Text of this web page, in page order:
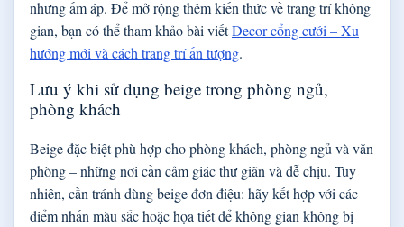
nhưng ấm áp. Để mở rộng thêm kiến thức về trang trí không
gian, bạn có thể tham khảo bài viếtDecor cổng cưới – Xu
hướng mới và cách trang trí ấn tượng.
Lưu ý khi sử dụng beige trong phòng ngủ,
phòng khách
Beige đặc biệt phù hợp cho phòng khách, phòng ngủ và văn
phòng – những nơi cần cảm giác thư giãn và dễ chịu. Tuy
nhiên, cần tránh dùng beige đơn điệu: hãy kết hợp với các
điểm nhấn màu sắc hoặc họa tiết để không gian không bị